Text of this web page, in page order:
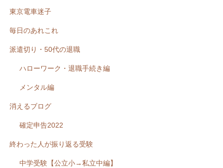
東京電車迷子
毎日のあれこれ
派遣切り・50代の退職
ハローワーク・退職手続き編
メンタル編
消えるブログ
確定申告2022
終わった人が振り返る受験
中学受験【公立小→私立中編】